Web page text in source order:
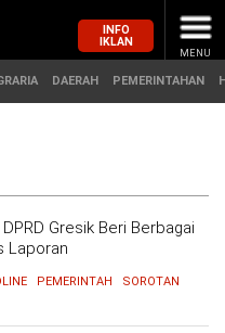
INFO
IKLAN
MENU
DAERAH PEMERINTAHAN
Gresik Beri Berbagai
Laporan
PEMERINTAH
SOROTAN